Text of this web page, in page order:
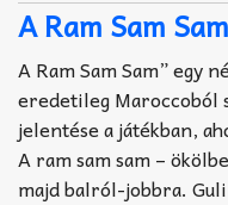
A Ram Sam
A Ram Sam Sam” egy
eredetileg Maroccoból
jelentése a játékban,
A ram sam sam –
majd balról-jobbra.